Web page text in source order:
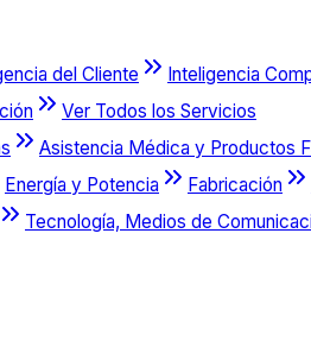
del Cliente Inteligencia
Ver Todos los Servicios
Asistencia Médica y Productos
Energía y Potencia Fabricación
Tecnología, Medios de